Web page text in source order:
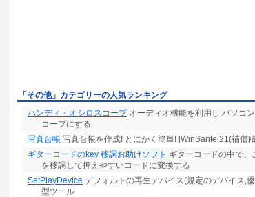
「その他」カテゴリーの人気ランキング
ハンディ・オシロスコープオーディオ機能を利用し,パソコ
コープにする
写真台帳 写真台帳を作成! とにかく簡単! [WinSantei21(補償
ギターコードのkey 移調お助けソフト ギターコードの中で
を移調して押えやすいコードに変換する
SetPlayDevice デフォルトの再生デバイス(規定のデバイス,
型ツール